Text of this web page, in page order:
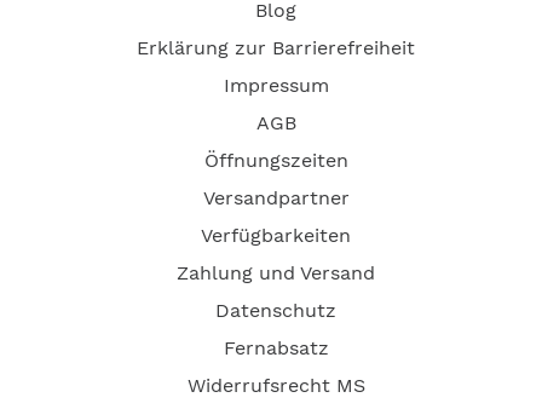
Blog
Erklärung zur Barrierefreiheit
Impressum
AGB
Öffnungszeiten
Versandpartner
Verfügbarkeiten
Zahlung und Versand
Datenschutz
Fernabsatz
Widerrufsrecht MS